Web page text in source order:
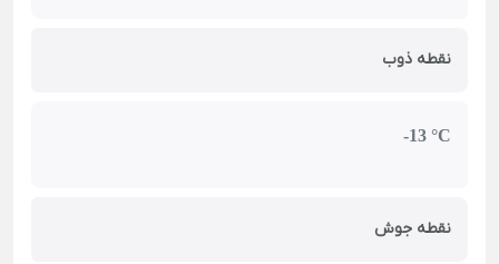
نقطه ذوب
-13 °C
نقطه جوش